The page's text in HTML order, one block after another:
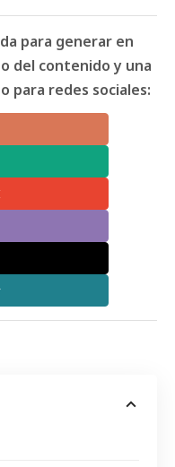
para generar en
del contenido y una
para redes sociales: